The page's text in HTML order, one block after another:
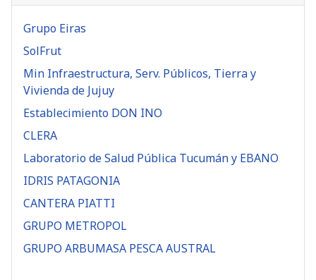
Grupo Eiras
SolFrut
Min Infraestructura, Serv. Públicos, Tierra y
Vivienda de Jujuy
Establecimiento DON INO
CLERA
Laboratorio de Salud Pública Tucumán y EBANO
IDRIS PATAGONIA
CANTERA PIATTI
GRUPO METROPOL
GRUPO ARBUMASA PESCA AUSTRAL